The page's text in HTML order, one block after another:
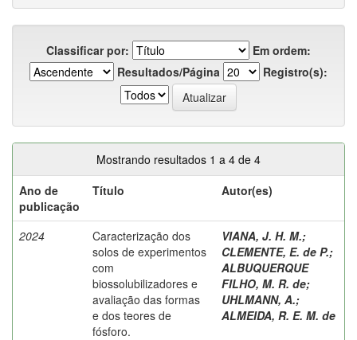
Classificar por:
Em ordem:
Resultados/Página
Registro(s):
Mostrando resultados 1 a 4 de 4
Ano de
publicação
Título Autor(es)
2024
Caracterização dos
solos de experimentos
com
biossolubilizadores e
avaliação das formas
e dos teores de
fósforo.
VIANA, J. H. M.;
CLEMENTE, E. de P.;
ALBUQUERQUE
FILHO, M. R. de;
UHLMANN, A.;
ALMEIDA, R. E. M. de